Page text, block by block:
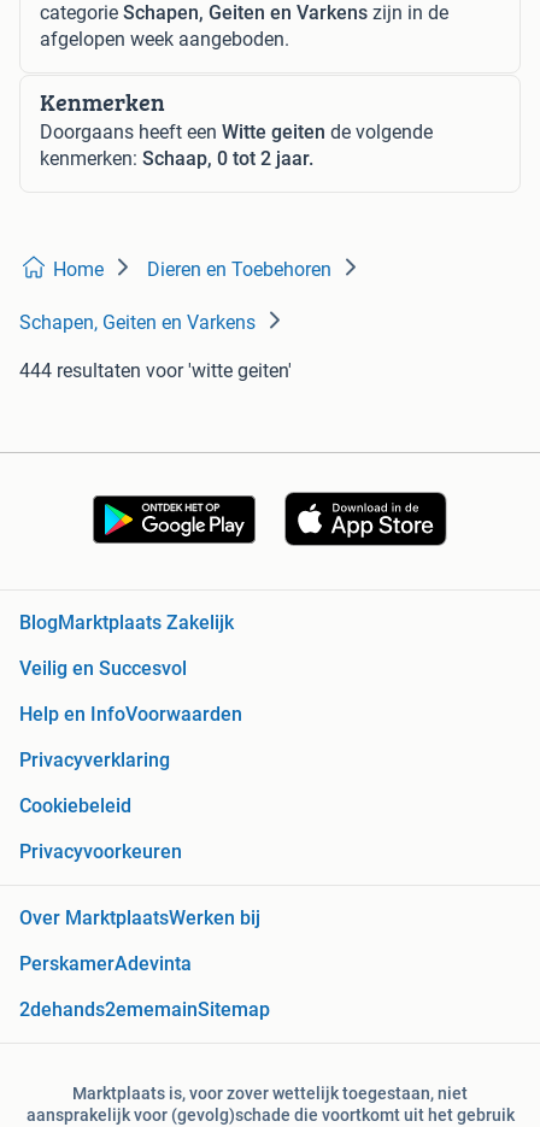
categorie Schapen, Geiten en Varkens zijn in de
afgelopen week aangeboden.
Kenmerken
Doorgaans heeft een Witte geiten de volgende
kenmerken: Schaap, 0 tot 2 jaar.
Home Dieren en Toebehoren
Schapen, Geiten en Varkens
444 resultaten voor 'witte geiten'
Blog Marktplaats Zakelijk
Veilig en Succesvol
Help en InfoVoorwaarden
Privacyverklaring
Cookiebeleid
Privacyvoorkeuren
Over MarktplaatsWerken bij
PerskamerAdevinta
2dehands2ememainSitemap
Marktplaats is, voor zover wettelijk toegestaan, niet
aansprakelijk voor (gevolg)schade die voortkomt uit het gebruik